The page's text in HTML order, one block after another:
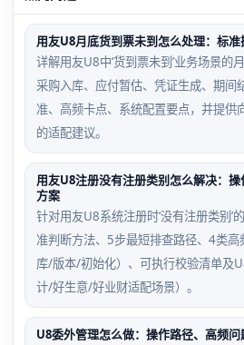
用友U8月底货到票未到怎么处理：标
详解用友U8中‘货到票未到’业务场景的
采购入库、应付暂估、凭证生成、期间
准、高频卡点、系统配置要点，并提供
的适配建议。
用友U8注册没有注册类别怎么解决：
方案
针对用友U8系统注册时‘没有注册类别’
准判断方法、5步最短排查路径、4类
库/版本/初始化）、可执行校验清单及
计/好生意/好业财适配场景）。
U8委外管理怎么做：操作路径、高频